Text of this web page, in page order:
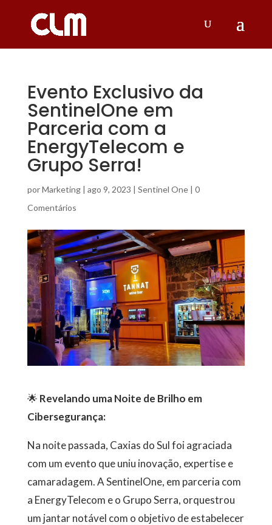
Evento Exclusivo da
SentinelOne em
Parceria com a
EnergyTelecom e
Grupo Serra!
porMarketing| ago 9, 2023 | Sentinel One| 0
Comentários
🌟 Revelando uma Noite de Brilho em
Cibersegurança:
Na noite passada, Caxias do Sul foi agraciada
com um evento que uniu inovação, expertise e
camaradagem. A SentinelOne, em parceria com
a EnergyTelecom e o Grupo Serra, orquestrou
um jantar notável com o objetivo de estabelecer